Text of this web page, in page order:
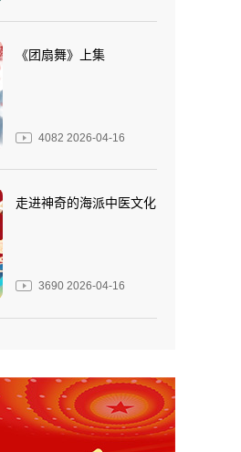
《团扇舞》上集
4082 2026-04-16
走进神奇的海派中医文化
3690 2026-04-16